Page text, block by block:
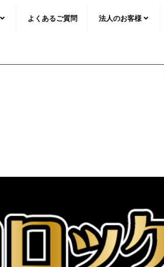
よくあるご質問 法人のお客様